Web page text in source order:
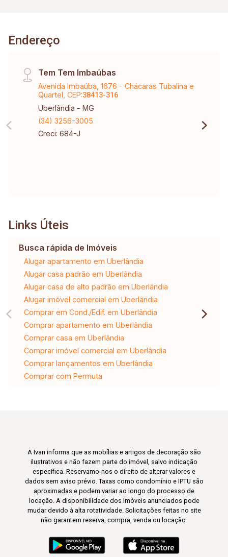
Endereço
Tem Tem Imbaúbas
Avenida Imbaúba, 1676 - Chácaras Tubalina e
Quartel, CEP:38413-316
Uberlândia - MG
(34) 3256-3005
Creci: 684-J
Links Úteis
Busca rápida de Imóveis
Alugar apartamento em Uberlândia
Alugar casa padrão em Uberlândia
Alugar casa de alto padrão em Uberlândia
Alugar imóvel comercial em Uberlândia
Comprar em Cond./Edif. em Uberlândia
Comprar apartamento em Uberlândia
Comprar casa em Uberlândia
Comprar imóvel comercial em Uberlândia
Comprar lançamentos em Uberlândia
Comprar com Permuta
A Ivan informa que as mobílias e artigos de decoração são
ilustrativos e não fazem parte do imóvel, salvo indicação
específica. Reservamo-nos o direito de alterar valores e
dados sem aviso prévio. Taxas como condomínio e IPTU são
aproximadas e podem variar ao longo do processo de
locação. A disponibilidade dos imóveis anunciados pode
mudar devido à alta rotatividade. Solicitações feitas no site
não garantem reserva, compra, venda ou locação.